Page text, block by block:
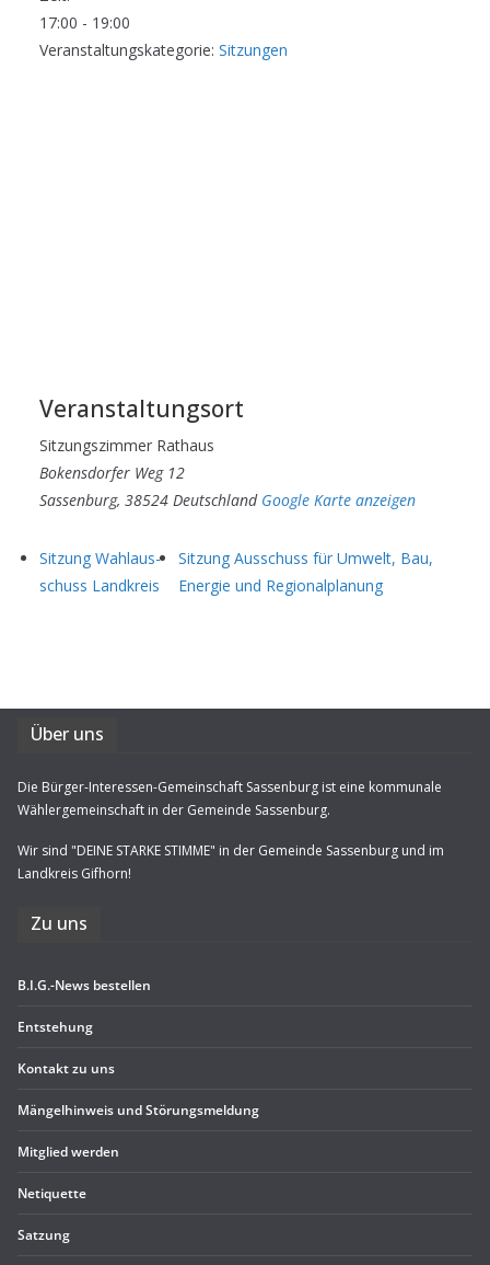
17:00 - 19:00
Veranstaltungskategorie: Sitzungen
Veranstaltungsort
Sit­zungs­zim­mer Rathaus
Bokensdorfer Weg 12
Sassenburg, 38524 Deutschland Google Karte anzeigen
Sit­zung Wahl­aus­
schuss Landkreis
Sit­zung Aus­schuss für Umwelt, Bau,
Ener­gie und Regionalplanung
Über uns
Die Bürger-Interessen-Gemeinschaft Sassenburg ist eine kommunale
Wählergemeinschaft in der Gemeinde Sassenburg.
Wir sind "DEINE STARKE STIMME" in der Gemeinde Sassenburg und im
Landkreis Gifhorn!
Zu uns
B.I.G.-News bestel­len
Ent­ste­hung
Kon­takt zu uns
Män­gel­hin­weis und Störungsmeldung
Mit­glied werden
Neti­quette
Sat­zung